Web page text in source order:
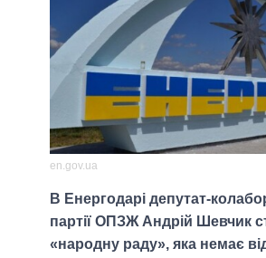
en.gov.ua
В Енергодарі депутат-
партії ОПЗЖ Андрій Шевчик
«народну раду», яка немає